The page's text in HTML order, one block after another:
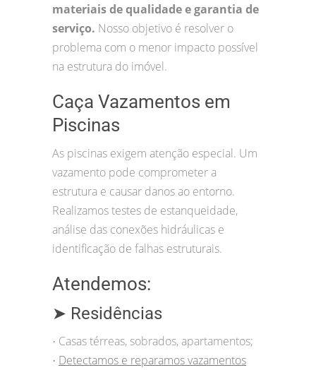
materiais de qualidade e garantia de
serviço. Nosso objetivo é resolver o
problema com o menor impacto possível
na estrutura do imóvel.
Caça Vazamentos em
Piscinas
As piscinas exigem atenção especial. Um
vazamento pode comprometer a
estrutura e causar danos ao entorno.
Realizamos testes de estanqueidade,
análise das conexões hidráulicas e
identificação de falhas estruturais.
Atendemos:
➤ Residências
• Casas térreas, sobrados, apartamentos;
• Detectamos e reparamos vazamentos